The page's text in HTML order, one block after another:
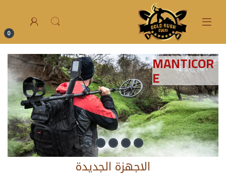
0
MANTICOR
E
الاجهزة الجديدة